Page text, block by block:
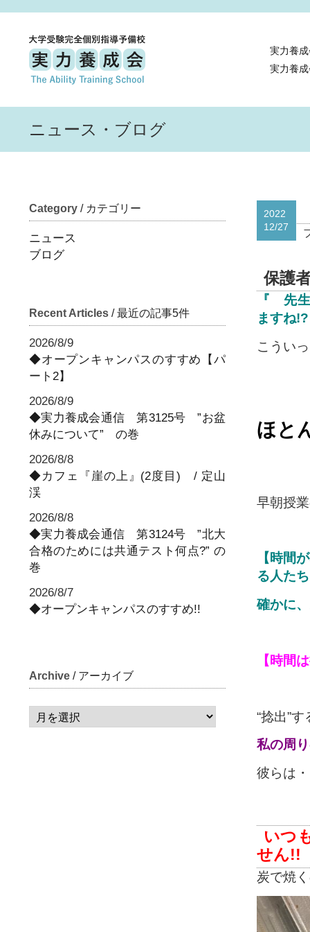
実力養
実力養
ニュース・ブログ
Category / カテゴリー
ニュース
ブログ
Recent Articles / 最近の記事5件
2026/8/9
◆オープンキャンパスのすすめ【パ
ート2】
2026/8/9
◆実力養成会通信 第3125号 ”お盆
休みについて” の巻
2026/8/8
◆カフェ『崖の上』(2度目) / 定山
渓
2026/8/8
◆実力養成会通信 第3124号 ”北大
合格のためには共通テスト何点?” の
巻
2026/8/7
◆オープンキャンパスのすすめ!!
Archive / アーカイブ
2022
12/27
保護
『 先
ますね
こうい
ほと
早朝授
【時間
る人た
確かに
【時間
“捻出”
私の周
彼らは
いつ
せん!!
炭で焼